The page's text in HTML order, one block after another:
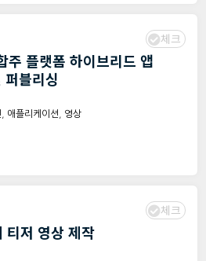
체크
주 플랫폼 하이브리드 앱
블리싱
애플리케이션
영상
체크
티저 영상 제작